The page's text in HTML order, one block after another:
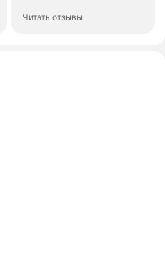
Читать отзывы